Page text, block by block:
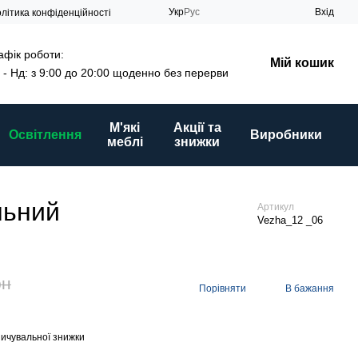
конфіденційності УкрРус Вхід
роботи:
- Нд: з 9:00 до 20:00 щоденно без перерви
Мій кошик
Освітлення
М'які
меблі
Акції та
знижки
Виробники
Артикул
Vezha_12 _06
Порівняти В бажання
знижки